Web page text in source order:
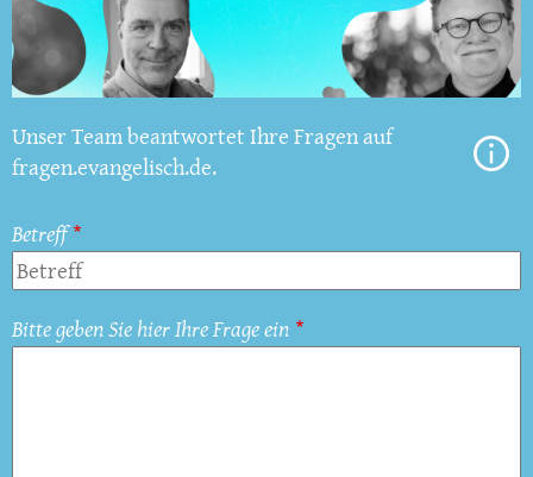
Unser Team beantwortet Ihre Fragen auf
fragen.evangelisch.de.
Betreff
Bitte geben Sie hier Ihre Frage ein